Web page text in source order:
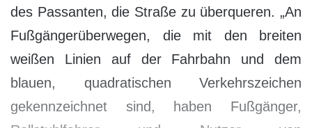
des Passanten, die Straße zu überqueren. „An
Fußgängerüberwegen, die mit den breiten
weißen Linien auf der Fahrbahn und dem
blauen, quadratischen Verkehrszeichen
gekennzeichnet sind, haben Fußgänger,